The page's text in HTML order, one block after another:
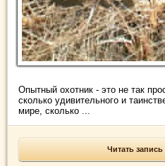
Опытный охотник - это не так
сколько удивительного и
мире, сколько ...
Читать